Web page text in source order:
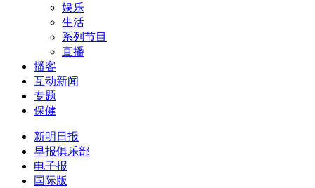
娱乐
生活
系列节目
直播
播客
互动新闻
专题
保健
新明日报
早报俱乐部
电子报
国际版